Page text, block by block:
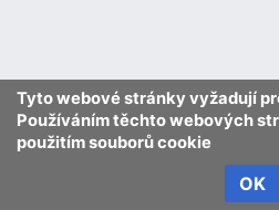
Tyto webové stránky vyžadují
Používáním těchto webových
použitím souborů cookie
OK